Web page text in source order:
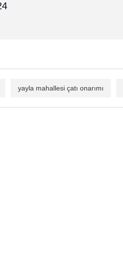
yayla mahallesi çatı onarımı